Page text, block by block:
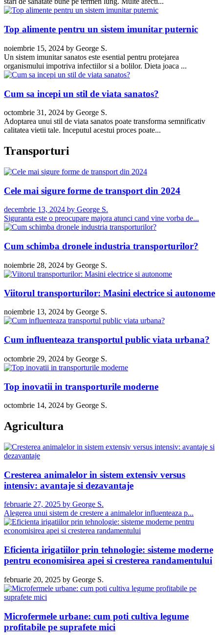
Top alimente pentru un sistem imunitar puternic
noiembrie 15, 2024 by George S.
Un sistem imunitar sanatos este esential pentru protejarea
organismului impotriva infectiilor si a bolilor. Dieta joaca ...
Cum sa incepi un stil de viata sanatos?
octombrie 31, 2024 by George S.
Adoptarea unui stil de viata sanatos poate transforma semnificativ
calitatea vietii tale. Inceputul acestui proces poate...
Transporturi
Cele mai sigure forme de transport din 2024
decembrie 13, 2024 by George S.
Siguranta este o preocupare majora atunci cand vine vorba de...
Cum schimba dronele industria transporturilor?
noiembrie 28, 2024 by George S.
Viitorul transporturilor: Masini electrice si autonome
noiembrie 13, 2024 by George S.
Cum influenteaza transportul public viata urbana?
octombrie 29, 2024 by George S.
Top inovatii in transporturile moderne
octombrie 14, 2024 by George S.
Agricultura
Cresterea animalelor in sistem extensiv versus
intensiv: avantaje si dezavantaje
februarie 27, 2025 by George S.
Alegerea unui sistem de crestere a animalelor influenteaza p...
Eficienta irigatiilor prin tehnologie: sisteme moderne
pentru economisirea apei si cresterea randamentului
februarie 20, 2025 by George S.
Microfermele urbane: cum poti cultiva legume
profitabile pe suprafete mici